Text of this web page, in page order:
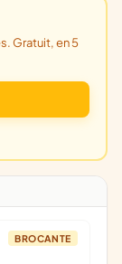
BROCANTE